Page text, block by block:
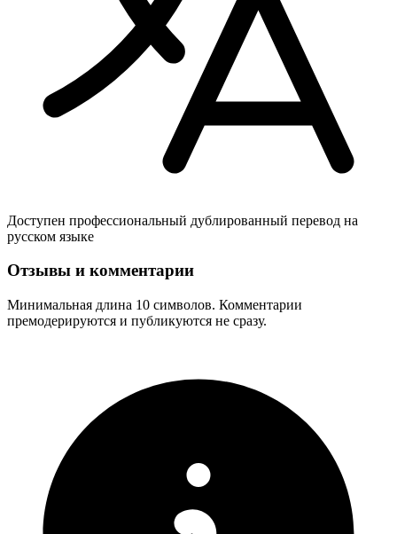
Доступен профессиональный дублированный перевод на
русском языке
Отзывы и комментарии
Минимальная длина 10 символов. Комментарии
премодерируются и публикуются не сразу.